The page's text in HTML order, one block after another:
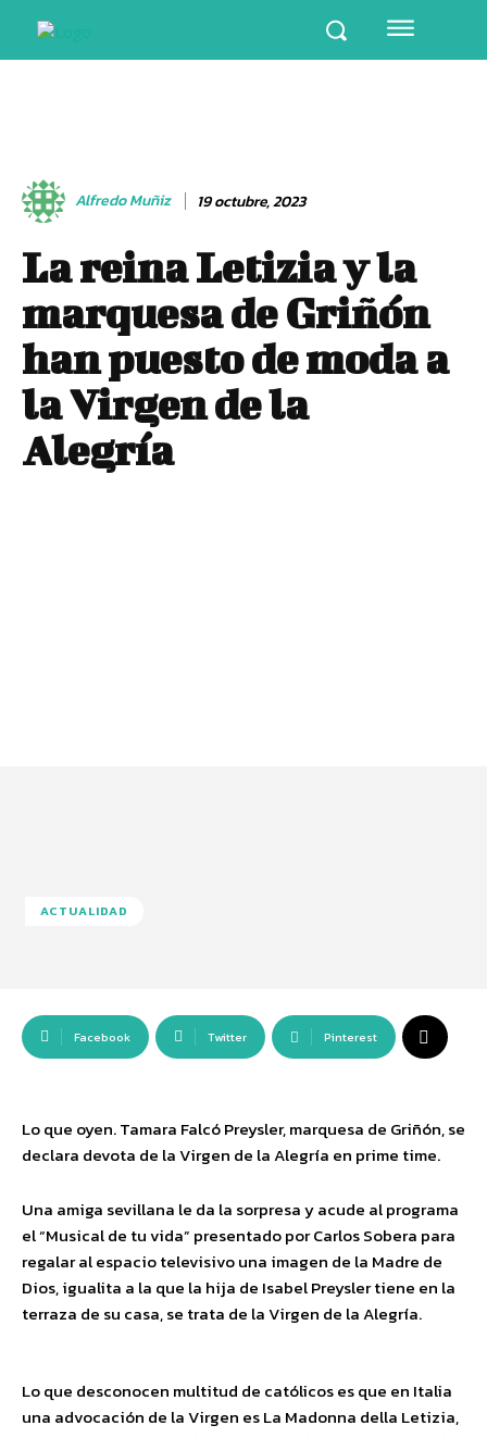
Alfredo Muñiz 19 octubre, 2023
La reina Letizia y la
marquesa de Griñón
han puesto de moda a
la Virgen de la
Alegría
ACTUALIDAD
Facebook Twitter Pinterest
Lo que oyen. Tamara Falcó Preysler, marquesa de Griñón, se
declara devota de la Virgen de la Alegría en prime time.
Una amiga sevillana le da la sorpresa y acude al programa
el “Musical de tu vida” presentado por Carlos Sobera para
regalar al espacio televisivo una imagen de la Madre de
Dios, igualita a la que la hija de Isabel Preysler tiene en la
terraza de su casa, se trata de la Virgen de la Alegría.
Lo que desconocen multitud de católicos es que en Italia
una advocación de la Virgen es La Madonna della Letizia,